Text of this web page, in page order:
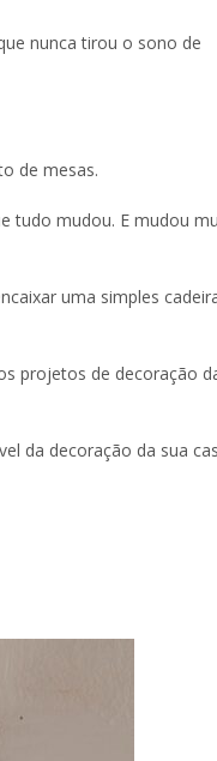
nunca tirou o sono de
de mesas.
tudo mudou. E mudou
uma simples
projetos de decoração
da decoração da sua